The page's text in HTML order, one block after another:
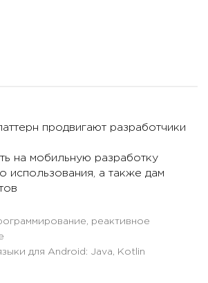
продвигают разработчики
на мобильную разработку
использования, а также дам
реактивное
для Android: Java, Kotlin